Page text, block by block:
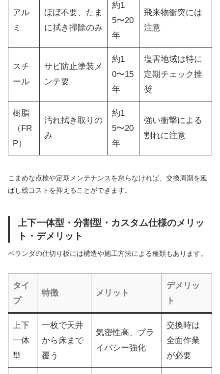
アル
ミ
ほぼ不要、たま
に拭き掃除のみ
約1
5〜20
年
飛来物衝突には
注意
スチ
ール
サビ防止塗装メ
ンテ要
約1
0〜15
年
塩害地域は特に
定期チェック推
奨
樹脂
（FR
P）
汚れ拭き取りの
み
約1
5〜20
年
強い衝撃による
割れに注意
こまめな点検や定期メンテナンスを怠らなければ、交換周期を延
ばし総コストを抑えることができます。
上下一体型・分割型・カスタム仕様のメリッ
ト・デメリット
ベランダの仕切り板には構造や施工方法による種類もあります。
タイ
プ
特徴 メリット
デメリッ
ト
上下
一体
型
一枚で天井
から床まで
覆う
気密性高、プラ
イバシー強化
交換時は
全面作業
が必要